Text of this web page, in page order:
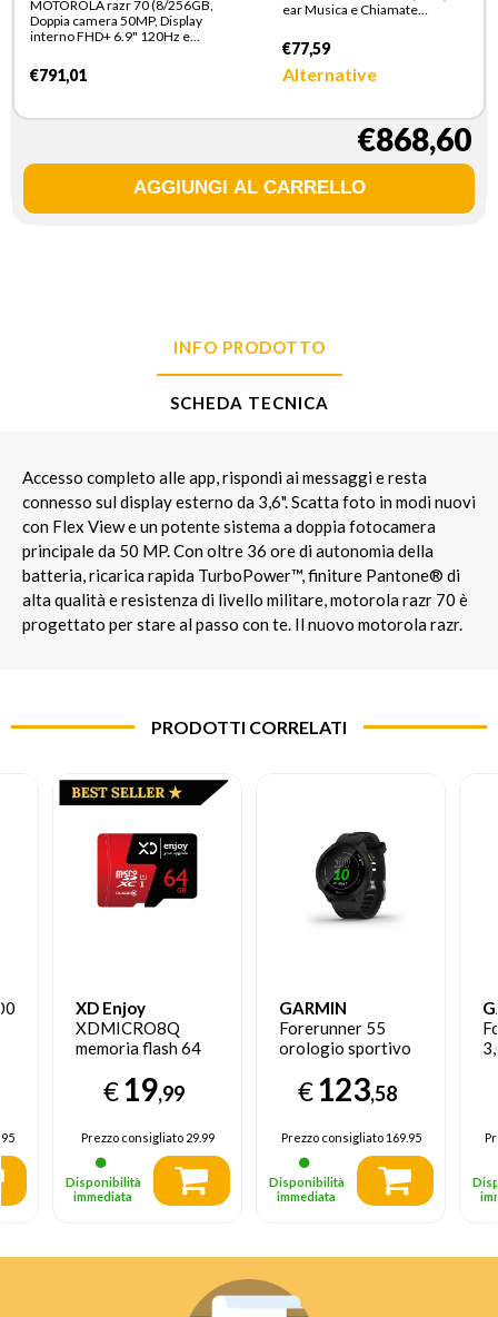
MOTOROLA razr 70 (8/256GB,
Doppia camera 50MP, Display
interno FHD+ 6.9" 120Hz e
Dimensity 7450X, 4800mAh,
TurboPower 30W, Android 16),
€791,01
ear Musica e Chiamate
€77,59
Alternative
€868,60
INFO PRODOTTO
SCHEDA TECNICA
Accesso completo alle app, rispondi ai messaggi e resta
connesso sul display esterno da 3,6". Scatta foto in modi nuovi
con Flex View e un potente sistema a doppia fotocamera
principale da 50 MP. Con oltre 36 ore di autonomia della
batteria, ricarica rapida TurboPower™, finiture Pantone® di
alta qualità e resistenza di livello militare, motorola razr 70 è
progettato per stare al passo con te. Il nuovo motorola razr.
PRODOTTI CORRELATI
XD Enjoy
XDMICRO8Q
memoria flash 64
Classe 10
€19,99
Prezzo consigliato29.99
Disponibilità
immediata
GARMIN
Forerunner 55
orologio sportivo
Bluetooth 208 x
208 Pixel Nero
€123,58
Prezzo consigliato169.95
Disponibilità
immediata